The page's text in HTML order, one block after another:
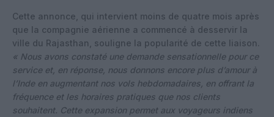
Cette annonce, qui intervient moins de quatre mois après
que la compagnie aérienne a commencé à desservir la
ville du Rajasthan, souligne la popularité de cette liaison.
« Nous avons constaté une demande sensationnelle pour ce
service et, en réponse, nous donnons encore plus d’amour à
l’Inde en augmentant nos vols hebdomadaires, en offrant la
fréquence et les horaires pratiques que nos clients
souhaitent. Cette expansion permet aux voyageurs indiens